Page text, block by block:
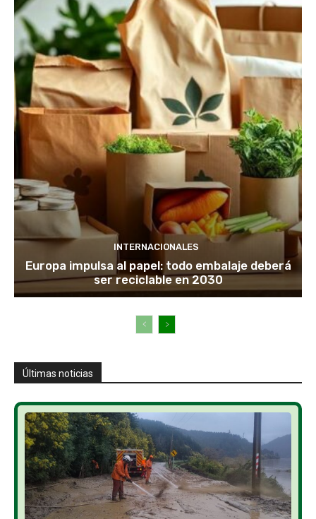
INTERNACIONALES
Europa impulsa al papel: todo embalaje deberá
ser reciclable en 2030
Últimas noticias